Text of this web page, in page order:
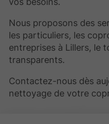
Nous proposons des
les particuliers, les
entreprises à Lillers, le
transparents.
Contactez-nous dès
nettoyage de votre